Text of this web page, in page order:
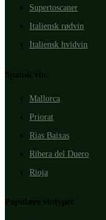
Supertoscaner
Italiensk rødvin
Italiensk hvidvin
Spansk vin
Mallorca
Priorat
Rìas Baixas
Ribera del Duero
Rioja
Populære vintyper